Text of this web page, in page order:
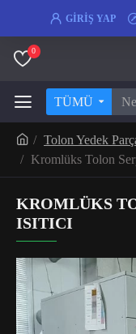
GIRIŞ YAP
0
TÜMÜ
Tolon Yedek
Kromlüks Tolon
KROMLÜKS
ISITICI